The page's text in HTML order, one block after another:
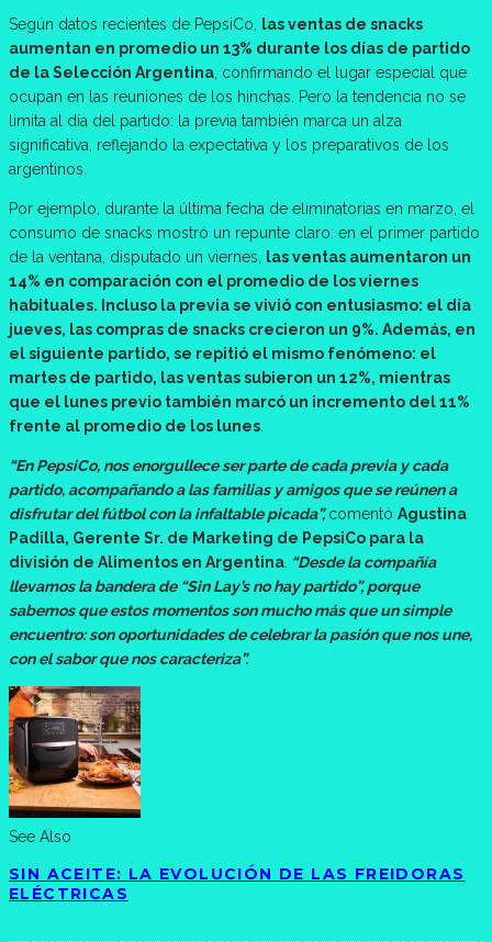
Según datos recientes de PepsiCo, las ventas de snacks
aumentan en promedio un 13% durante los días de partido
de la Selección Argentina , confirmando el lugar especial que
ocupan en las reuniones de los hinchas. Pero la tendencia no se
limita al día del partido: la previa también marca un alza
significativa, reflejando la expectativa y los preparativos de los
argentinos.
Por ejemplo, durante la última fecha de eliminatorias en marzo, el
consumo de snacks mostró un repunte claro: en el primer partido
de la ventana, disputado un viernes, las ventas aumentaron un
14% en comparación con el promedio de los viernes
habituales. Incluso la previa se vivió con entusiasmo: el día
jueves, las compras de snacks crecieron un 9%. Además, en
el siguiente partido, se repitió el mismo fenómeno: el
martes de partido, las ventas subieron un 12%, mientras
que el lunes previo también marcó un incremento del 11%
frente al promedio de los lunes
“En PepsiCo, nos enorgullece ser parte de cada previa y cada
partido, acompañando a las familias y amigos que se reúnen a
disfrutar del fútbol con la infaltable picada”,comentó Agustina
Padilla, Gerente Sr. de Marketing de PepsiCo para la
división de Alimentos en Argentina “Desde la compañía
llevamos la bandera de “Sin Lay’s no hay partido”, porque
sabemos que estos momentos son mucho más que un simple
encuentro: son oportunidades de celebrar la pasión que nos une,
con el sabor que nos caracteriza”.
See Also
SIN ACEITE: LA EVOLUCIÓN DE LAS FREIDORAS
ELÉCTRICAS